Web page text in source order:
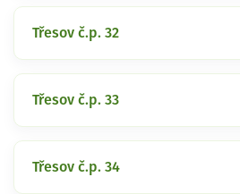
Třesov č.p. 32
Třesov č.p. 33
Třesov č.p. 34